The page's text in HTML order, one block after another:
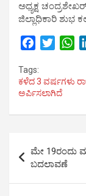
ಅಧ್ಯಕ್ಷ
ಜಿಲ್ಲಾಧಿಕಾರಿ ಶುಭ
c
e
o
k
t
e
W
A
Tags:
ಕಳೆದ 3 ವರ್ಷಗಳು
ಅರ್ಪಿಸಲಾಗಿದೆ
navigation
ಮೇ 19ರಂದು
ಬದಲಾವಣೆ